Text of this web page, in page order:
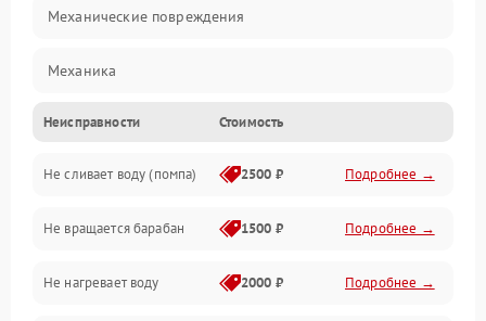
Механические повреждения
Механика
Электропитание
Водоснабжение
Слив
Программное обеспечение
Неисправности Стоимость
Не сливает воду (помпа) 2500 ₽ Подробнее →
Не вращается барабан 1500 ₽ Подробнее →
Не нагревает воду 2000 ₽ Подробнее →